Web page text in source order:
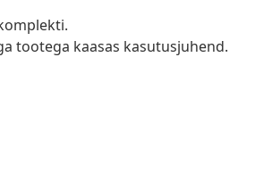
tootega kaasas kasutusjuhend.